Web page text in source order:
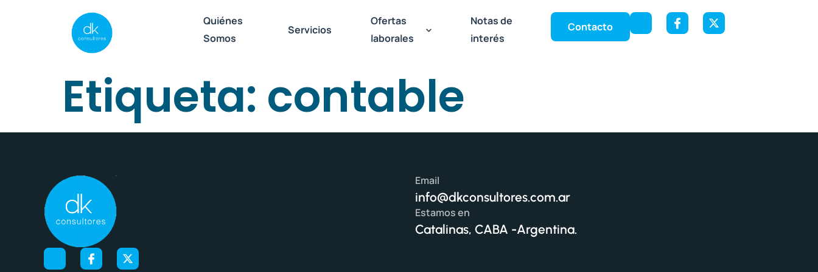
Quiénes
Somos
Servicios
Ofertas
laborales
Notas de
interés
Contacto
Etiqueta: contable
Email
info@dkconsultores.com.ar
Estamos en
Catalinas, CABA -Argentina.